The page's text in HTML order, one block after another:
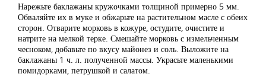
Нарежьте баклажаны кружочками толщиной примерно 5 мм.
Обваляйте их в муке и обжарьте на растительном масле с обеих
сторон. Отварите морковь в кожуре, остудите, очистите и
натрите на мелкой терке. Смешайте морковь с измельченным
чесноком, добавьте по вкусу майонез и соль. Выложите на
баклажаны 1 ч. л. полученной массы. Украсьте маленькими
помидорками, петрушкой и салатом.